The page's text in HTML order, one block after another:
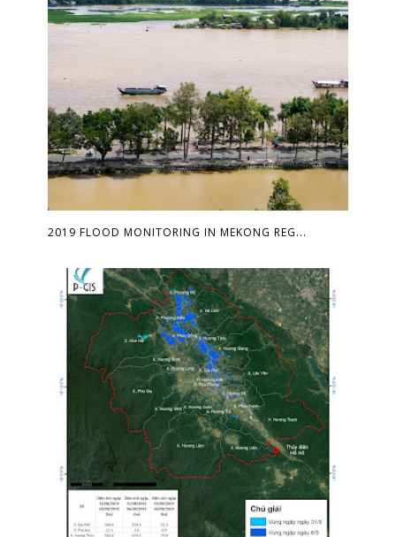
2019 FLOOD MONITORING IN MEKONG REG...